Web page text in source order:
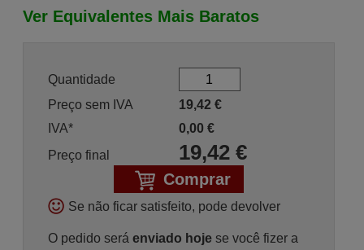
Ver Equivalentes Mais Baratos
Quantidade
Preço sem IVA
19,42 €
IVA*
0,00 €
Preço final
19,42€
Comprar
Se não ficar satisfeito, pode devolver
O pedido será enviado hojese você fizer a